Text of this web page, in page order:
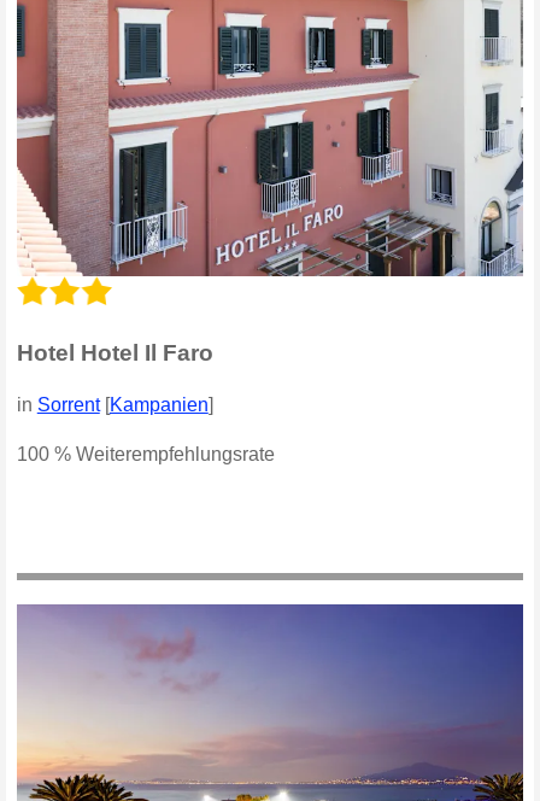
Hotel Hotel Il Faro
in Sorrent[ Kampanien
100 % Weiterempfehlungsrate